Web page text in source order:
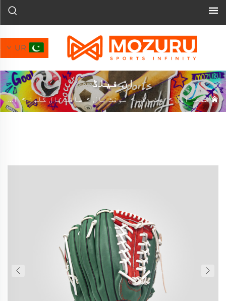
UR
ان فیلڈ
صفحہ اول>محصولات>سوفٹ بال >سافٹ بال گلوز>ان فیلڈ